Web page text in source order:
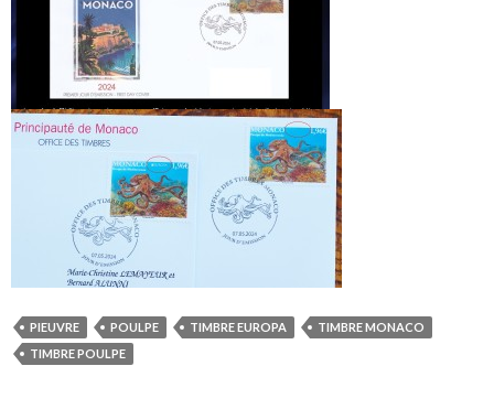
PIEUVRE POULPE TIMBRE EUROPA
TIMBRE MONACO
TIMBRE POULPE